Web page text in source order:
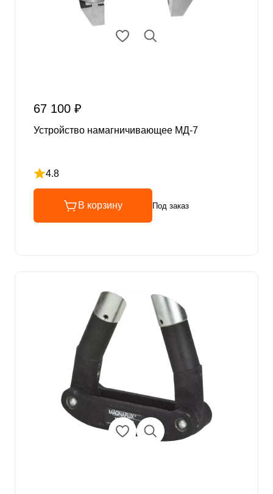
67 100 ₽
Устройство намагничивающее МД-7
4.8
Рейтинг 4.8 из 5
В корзину Под заказ